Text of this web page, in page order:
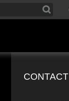
CONTACT